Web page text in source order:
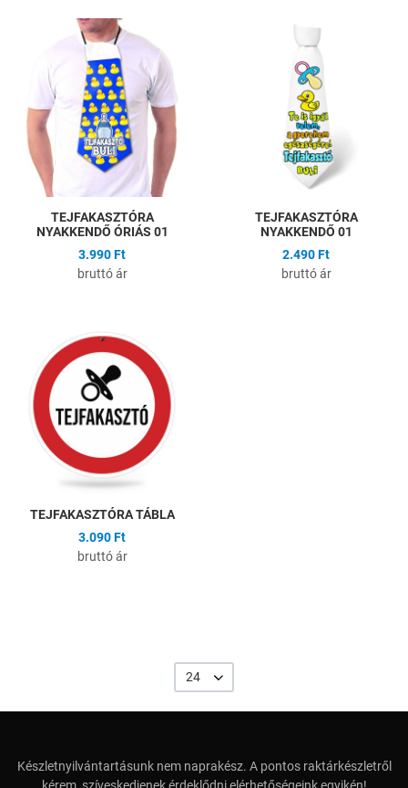
TEJFAKASZTÓRA
NYAKKENDŐ ÓRIÁS 01
3.990 Ft
bruttó ár
TEJFAKASZTÓRA
NYAKKENDŐ 01
2.490 Ft
bruttó ár
TEJFAKASZTÓRA TÁBLA
3.090 Ft
bruttó ár
24
Készletnyilvántartásunk nem naprakész. A pontos raktárkészletről
kérem, szíveskedjenek érdeklődni elérhetőségeink egyikén!